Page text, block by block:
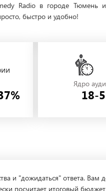
Radio в городе Тюмень
быстро и удобно!
Ядро
18-
и "дожидаться" ответа. Вам
посчитает итоговый